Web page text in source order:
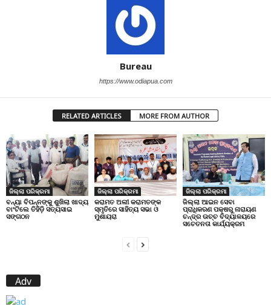
Bureau
https://www.odiapua.com
RELATED ARTICLES MORE FROM AUTHOR
ଜିଲ୍ଲା ପରିକ୍ରମା
ବନ୍ୟା ବିପନ୍ନଙ୍କୁ ଶୁଖିଲା ଖାଦ୍ୟ
ବାଂଟିଲେ ତିହିଡି଼ ସତ୍ୟସାଇ
ସଙ୍ଗଠନ
ଜିଲ୍ଲା ପରିକ୍ରମା
କରାମତ ଅଲୀ କରାମତଙ୍କ
ସ୍ମୃତିରେ ସାହିତ୍ୟ ସଭା ଓ
ମୁଶାୟରା
ଜିଲ୍ଲା ପରିକ୍ରମା
ଜିଲ୍ଲା ଆଇନ ସେବା
ପ୍ରାଧିକରଣ ପକ୍ଷରୁ ନାରାୟଣ
ଚନ୍ଦ୍ର ଉଚ୍ଚ ବିଦ୍ୟାଳୟରେ
ସଚେତନତା କାର୍ଯ୍ୟକ୍ରମ
Adv